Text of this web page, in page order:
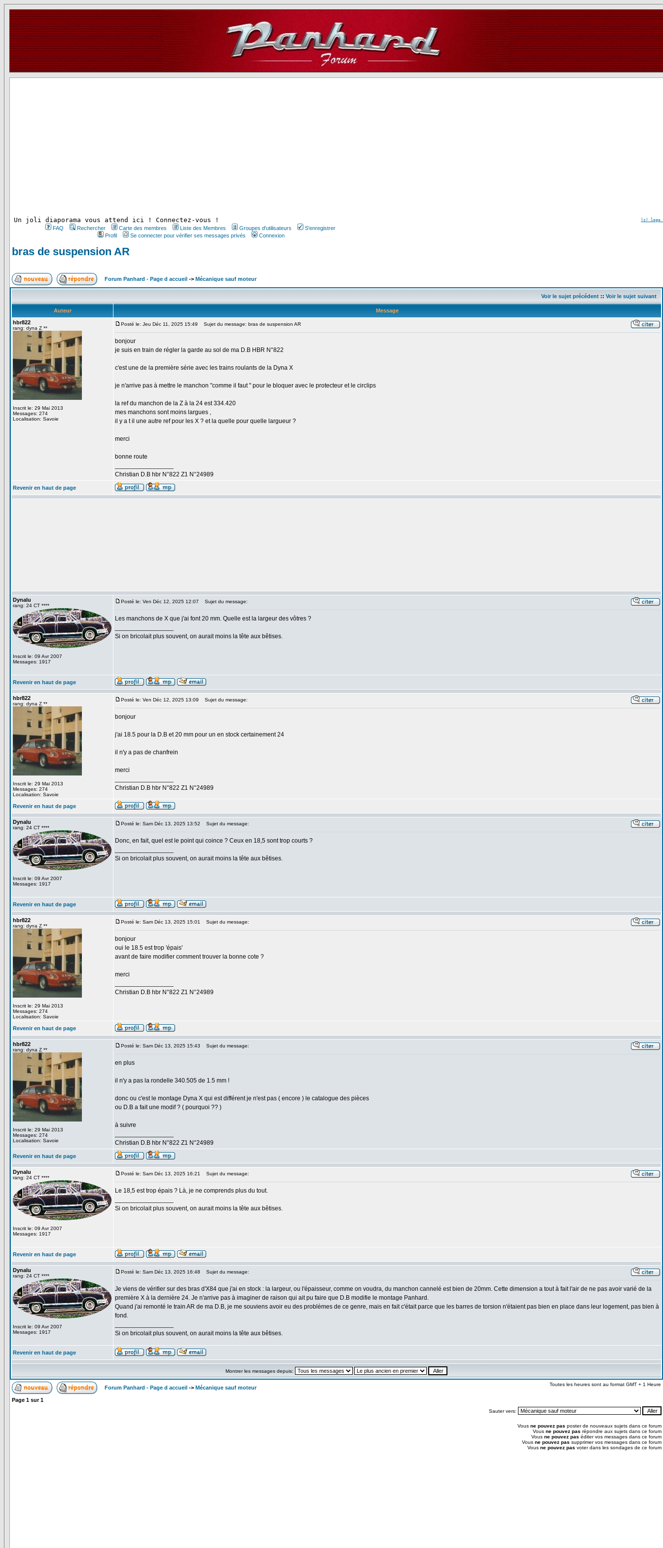
Un joli diaporama vous attend ici ! Connectez-vous ! (c) logo
FAQ Rechercher Carte des membres Liste des Membres Groupes d'utilisateurs
S'enregistrer
Profil
Se connecter pour vérifier ses messages privés Connexion
bras de suspension AR
Forum Panhard - Page d accueil -> Mécanique sauf moteur
Voir le sujet précédent :: Voir le sujet suivant
Auteur
Message
hbr822
rang: dyna Z **
Inscrit le: 29 Mai 2013
Messages: 274
Localisation: Savoie
Posté le: Jeu Déc 11, 2025 15:49 Sujet du message: bras de suspension AR
bonjour
je suis en train de régler la garde au sol de ma D.B HBR N°822
c'est une de la première série avec les trains roulants de la Dyna X
je n'arrive pas à mettre le manchon "comme il faut " pour le bloquer avec le protecteur et le circlips
la ref du manchon de la Z à la 24 est 334.420
mes manchons sont moins largues ,
il y a t il une autre ref pour les X ? et la quelle pour quelle largueur ?
merci
bonne route
Christian D.B hbr N°822 Z1 N°24989
Revenir en haut de page
Dynalu
rang: 24 CT ****
Inscrit le: 09 Avr 2007
Messages: 1917
Posté le: Ven Déc 12, 2025 12:07 Sujet du message:
Les manchons de X que j'ai font 20 mm. Quelle est la largeur des vôtres ?
Si on bricolait plus souvent, on aurait moins la tête aux bêtises.
Revenir en haut de page
hbr822
rang: dyna Z **
Inscrit le: 29 Mai 2013
Messages: 274
Localisation: Savoie
Posté le: Ven Déc 12, 2025 13:09 Sujet du message:
bonjour
j'ai 18.5 pour la D.B et 20 mm pour un en stock certainement 24
il n'y a pas de chanfrein
merci
Christian D.B hbr N°822 Z1 N°24989
Revenir en haut de page
Dynalu
rang: 24 CT ****
Inscrit le: 09 Avr 2007
Messages: 1917
Posté le: Sam Déc 13, 2025 13:52 Sujet du message:
Donc, en fait, quel est le point qui coince ? Ceux en 18,5 sont trop courts ?
Si on bricolait plus souvent, on aurait moins la tête aux bêtises.
Revenir en haut de page
hbr822
rang: dyna Z **
Inscrit le: 29 Mai 2013
Messages: 274
Localisation: Savoie
Posté le: Sam Déc 13, 2025 15:01 Sujet du message:
bonjour
oui le 18.5 est trop 'épais'
avant de faire modifier comment trouver la bonne cote ?
merci
Christian D.B hbr N°822 Z1 N°24989
Revenir en haut de page
hbr822
rang: dyna Z **
Inscrit le: 29 Mai 2013
Messages: 274
Localisation: Savoie
Posté le: Sam Déc 13, 2025 15:43 Sujet du message:
en plus
il n'y a pas la rondelle 340.505 de 1.5 mm !
donc ou c'est le montage Dyna X qui est différent je n'est pas ( encore ) le catalogue des pièces
ou D.B a fait une modif ? ( pourquoi ?? )
à suivre
Christian D.B hbr N°822 Z1 N°24989
Revenir en haut de page
Dynalu
rang: 24 CT ****
Inscrit le: 09 Avr 2007
Messages: 1917
Posté le: Sam Déc 13, 2025 16:21 Sujet du message:
Le 18,5 est trop épais ? Là, je ne comprends plus du tout.
Si on bricolait plus souvent, on aurait moins la tête aux bêtises.
Revenir en haut de page
Dynalu
rang: 24 CT ****
Inscrit le: 09 Avr 2007
Messages: 1917
Posté le: Sam Déc 13, 2025 16:48 Sujet du message:
Je viens de vérifier sur des bras d'X84 que j'ai en stock : la largeur, ou l'épaisseur, comme on voudra, du manchon cannelé est bien de 20mm. Cette dimension a tout à fait l'air de ne pas avoir varié de la
première X à la dernière 24. Je n'arrive pas à imaginer de raison qui ait pu faire que D.B modifie le montage Panhard.
Quand j'ai remonté le train AR de ma D.B, je me souviens avoir eu des problèmes de ce genre, mais en fait c'était parce que les barres de torsion n'étaient pas bien en place dans leur logement, pas bien à
fond.
Si on bricolait plus souvent, on aurait moins la tête aux bêtises.
Revenir en haut de page
Montrer les messages depuis:
Forum Panhard - Page d accueil -> Mécanique sauf moteur
Toutes les heures sont au format GMT + 1 Heure
Page 1 sur1
Sauter vers:
Vous ne pouvez pas poster de nouveaux sujets dans ce forum
Vous ne pouvez pas répondre aux sujets dans ce forum
Vous ne pouvez pas éditer vos messages dans ce forum
Vous ne pouvez pas supprimer vos messages dans ce forum
Vous ne pouvez pas voter dans les sondages de ce forum